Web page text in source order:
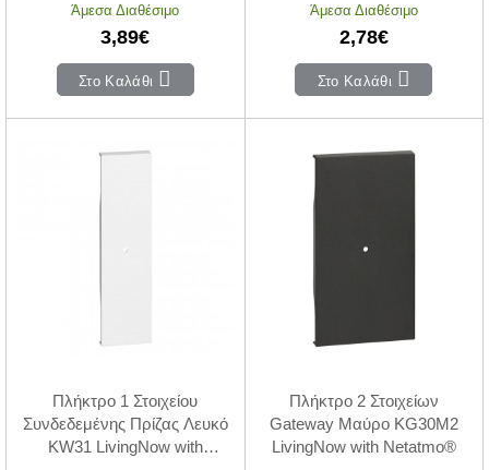
Άμεσα Διαθέσιμο
3,89€
Στο Καλάθι
Άμεσα Διαθέσιμο
2,78€
Στο Καλάθι
Πλήκτρο 1 Στοιχείου
Συνδεδεμένης Πρίζας Λευκό
KW31 LivingNow with
Πλήκτρο 2 Στοιχείων
Gateway Μαύρο KG30M2
LivingNow with Netatmo®